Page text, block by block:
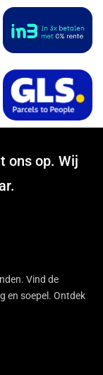
ons op. Wij
Vind de
en soepel. Ontdek